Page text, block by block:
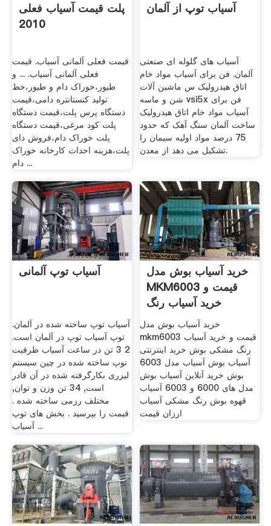
پلت قیمت آسیاب فعلی
2010
قیمت فعلی آلمانی آسیاب. قیمت
فعلی آلمانی آسیاب. ... و
طیور،خوراک دام و طیور،خط
تولید کنستانتره دامی،قیمت
دستگاه پرس پلت،قیمت دستگاه
پلت کود مرغی،قیمت دستگاه
پلت خوراک دام،فروش دای
پلت،هزینه احداث کارخانه خوراک
دام ...
آسیاب توپ از آلمان
آسیاب های گلوله ای صنعتی
آلمان. فن برای آسیاب مواد خام
اتاق هیدرولیک س ماشین آلات
شن و ماسه vsi5x فن برای
آسیاب مواد خام اتاق هیدرولیک
ساخت آلمان سنگ آهک که حدود
75 درصد مواد اوليه سيمان را
تشکيل می دهد از معدن.
آسیاب توپ آلمانی
آسیاب توپ ساخته شده در آلمان.
توپ آسیاب توپ در آلمان است.
2 3 تن در ساعت آسیاب ظرفیت
توپ ساخته شده در چین سیستم
لیزری بکارگرفته شده در آن قادر
است, 34 تن وزن و توان,
مختلف رزمی ساخته شده .
قیمت را بپرسید . بخش های توپ
آسیاب ...
خرید آسیاب بوش مدل
MKM6003 قیمت و
خرید آسیاب رنگ
مشکی ...
خرید آسیاب بوش مدل
mkm6003 قیمت و خرید آسیاب
رنگ مشکی بوش خرید اینترنتی
آسیاب بوش آسیاب مدل 6003
بوش خرید آنلاین آسیاب بوش
مدل های 6000 و 6003 آسیاب
قهوه بوش رنگ مشکی آسیاب
ارزان قیمت